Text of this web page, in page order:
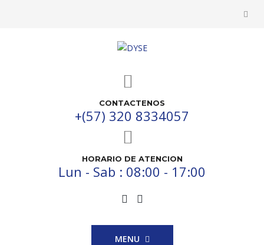
CONTACTENOS
+(57) 320 8334057
HORARIO DE ATENCION
Lun - Sab : 08:00 - 17:00
MENU